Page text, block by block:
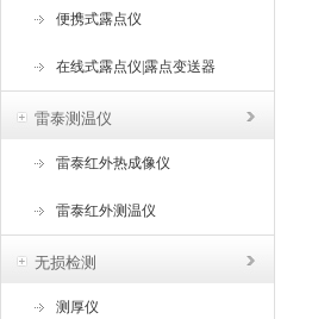
便携式露点仪
在线式露点仪|露点变送器
雷泰测温仪
雷泰红外热成像仪
雷泰红外测温仪
无损检测
测厚仪